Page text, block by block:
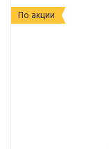
По акции